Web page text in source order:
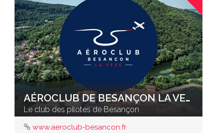
AÉROCLUB DE BESANÇON LA VEZE
Le club des pilotes de Besançon
www.aeroclub-besancon.fr